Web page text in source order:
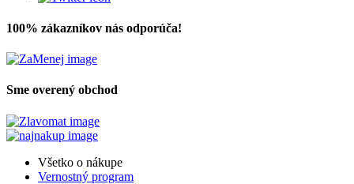
100% zákazníkov nás odporúča!
Sme overený obchod
Všetko o nákupe
Vernostný program